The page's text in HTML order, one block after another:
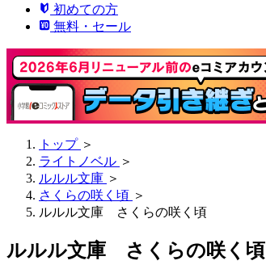
初めての方
無料・セール
トップ ＞
ライトノベル ＞
ルルル文庫 ＞
さくらの咲く頃 ＞
ルルル文庫 さくらの咲く頃
ルルル文庫 さくらの咲く頃